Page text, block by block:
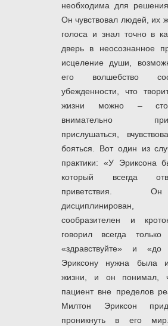
необходима для
Он чувствовал людей, их
голоса и знал точно в
дверь в неосознанное
исцеление души,
его волшебство
убежденности, что
жизни можно –
внимательно
прислушаться,
бояться. Вот один из
практики: «У Эриксона
который всегда
приветствия.
дисциплинирован,
сообразителен и
говорил всегда
«здравствуйте» и «до
Эриксону нужна была
жизни, и он понимал,
пациент вне пределов
Милтон Эриксон
проникнуть в его